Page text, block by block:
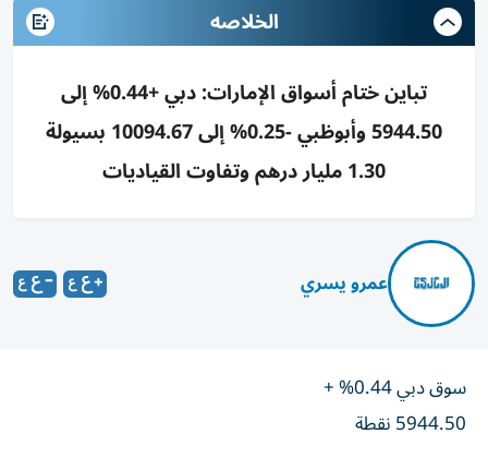
الخلاصه
تباين ختام أسواق الإمارات: دبي +0.44% إلى
5944.50 وأبوظبي -0.25% إلى 10094.67 بسيولة
1.30 مليار درهم وتفاوت القياديات
عمرو يسري
سوق دبي 0.44% +
5944.50 نقطة